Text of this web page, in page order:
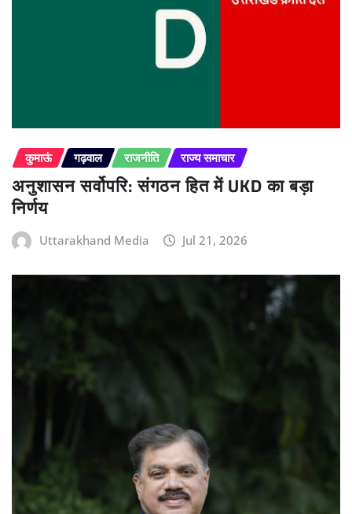
कुमाऊं गढ़वाल राजनीति राज्य समाचार
अनुशासन सर्वोपरि: संगठन हित में UKD का बड़ा
निर्णय
Uttarakhand Media Jul 21, 2026